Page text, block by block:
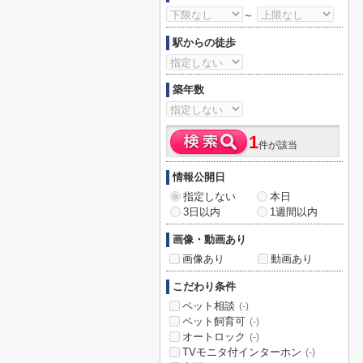
～
駅からの徒歩
築年数
1件が該当
情報公開日
指定しない
本日
3日以内
1週間以内
画像・動画あり
画像あり
動画あり
こだわり条件
ペット相談 (-)
ペット飼育可 (-)
オートロック (-)
TVモニタ付インターホン (-)